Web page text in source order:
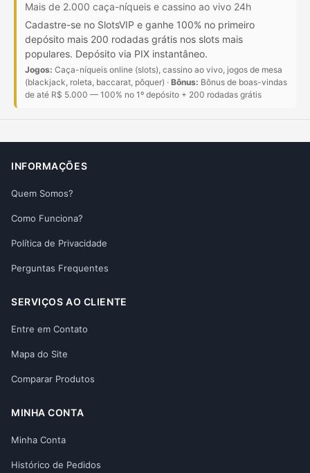
Mais de 2.000 caça-níqueis e cassino ao vivo 24h
Cadastre-se no SlotsVIP e ganhe 100% no primeiro
depósito mais 200 rodadas grátis nos slots mais
populares. Depósito via PIX instantâneo.
Jogos: Caça-níqueis online (slots), cassino ao vivo, jogos de mesa
(blackjack, roleta, baccarat, pôquer) · Bônus: Bônus de boas-vindas
de até R$ 5.000 — 100% no 1º depósito + 200 rodadas grátis
INFORMAÇÕES
Quem Somos?
Como Funciona?
Política de Privacidade
Perguntas Frequentes
SERVIÇOS AO CLIENTE
Entre em Contato
Mapa do Site
Comparar Produtos
MINHA CONTA
Minha Conta
Histórico de Pedidos